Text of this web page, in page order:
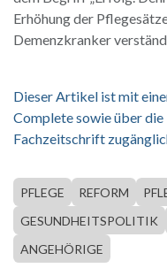
Erhöhung der
Demenzkranker
Dieser Artikel ist mit
Complete sowie über
Fachzeitschrift
PFLEGE REFORM
GESUNDHEITSPOLITIK
ANGEHÖRIGE